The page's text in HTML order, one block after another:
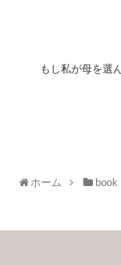
もし私が母を選
ホーム book